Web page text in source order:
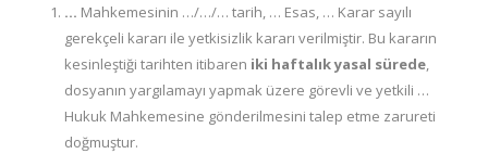
… Mahkemesinin …/…/… tarih, … Esas, … Karar sayılı
gerekçeli kararı ile yetkisizlik kararı verilmiştir. Bu kararın
kesinleştiği tarihten itibaren iki haftalık yasal sürede,
dosyanın yargılamayı yapmak üzere görevli ve yetkili …
Hukuk Mahkemesine gönderilmesini talep etme zarureti
doğmuştur.